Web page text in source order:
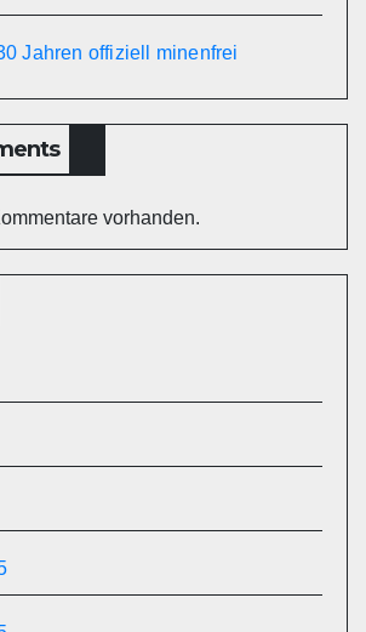
Jahren offiziell minenfrei
vorhanden.